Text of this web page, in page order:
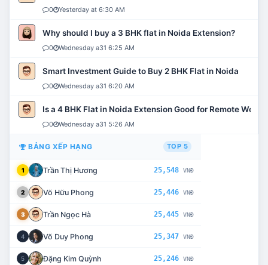
0 Yesterday at 6:30 AM
Why should I buy a 3 BHK flat in Noida Extension?
0 Wednesday a31 6:25 AM
Smart Investment Guide to Buy 2 BHK Flat in Noida
0 Wednesday a31 6:20 AM
Is a 4 BHK Flat in Noida Extension Good for Remote Work?
0 Wednesday a31 5:26 AM
BẢNG XẾP HẠNG TOP 5
1 Trần Thị Hương 25,548 VNĐ
2 Võ Hữu Phong 25,446 VNĐ
3 Trần Ngọc Hà 25,445 VNĐ
4 Võ Duy Phong 25,347 VNĐ
5 Đặng Kim Quỳnh 25,246 VNĐ